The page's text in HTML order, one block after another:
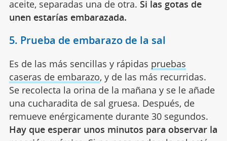
aceite, separadas una de otra. Si las gotas de
unen estarías embarazada.
5. Prueba de embarazo de la sal
Es de las más sencillas y rápidas pruebas
caseras de embarazo, y de las más recurridas.
Se recolecta la orina de la mañana y se le añade
una cucharadita de sal gruesa. Después, de
remueve enérgicamente durante 30 segundos.
Hay que esperar unos minutos para observar la